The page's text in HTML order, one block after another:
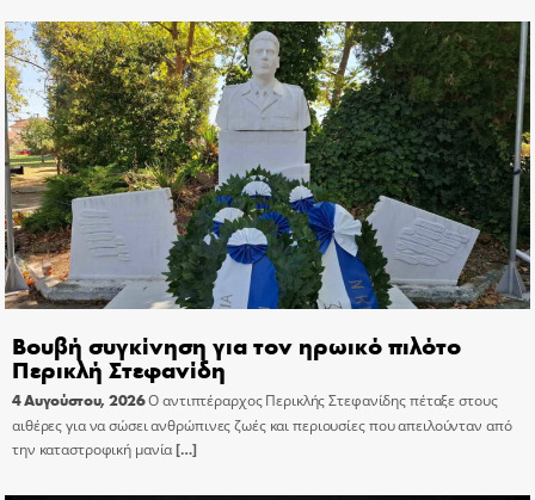
Βουβή συγκίνηση για τον ηρωικό πιλότο
Περικλή Στεφανίδη
4 Αυγούστου, 2026Ο αντιπτέραρχος Περικλής Στεφανίδης πέταξε στους
αιθέρες για να σώσει ανθρώπινες ζωές και περιουσίες που απειλούνταν από
την καταστροφική μανία[…]